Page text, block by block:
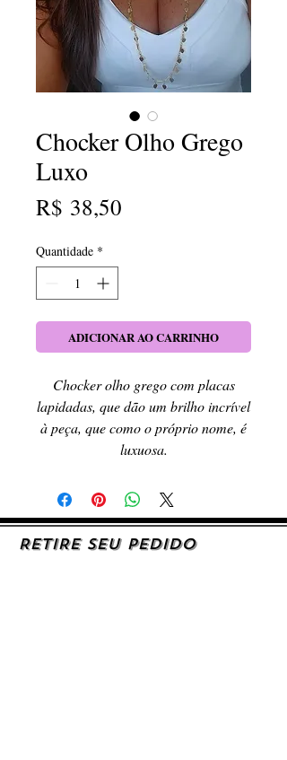
Chocker Olho Grego
Luxo
R$ 38,50
Quantidade *
ADICIONAR AO CARRINHO
Chocker olho grego com placas
lapidadas, que dão um brilho incrível
à peça, que como o próprio nome, é
luxuosa.
RETIRE SEU PEDIDO